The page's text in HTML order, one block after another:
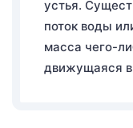
устья.
поток воды
масса чего-
движущаяся в